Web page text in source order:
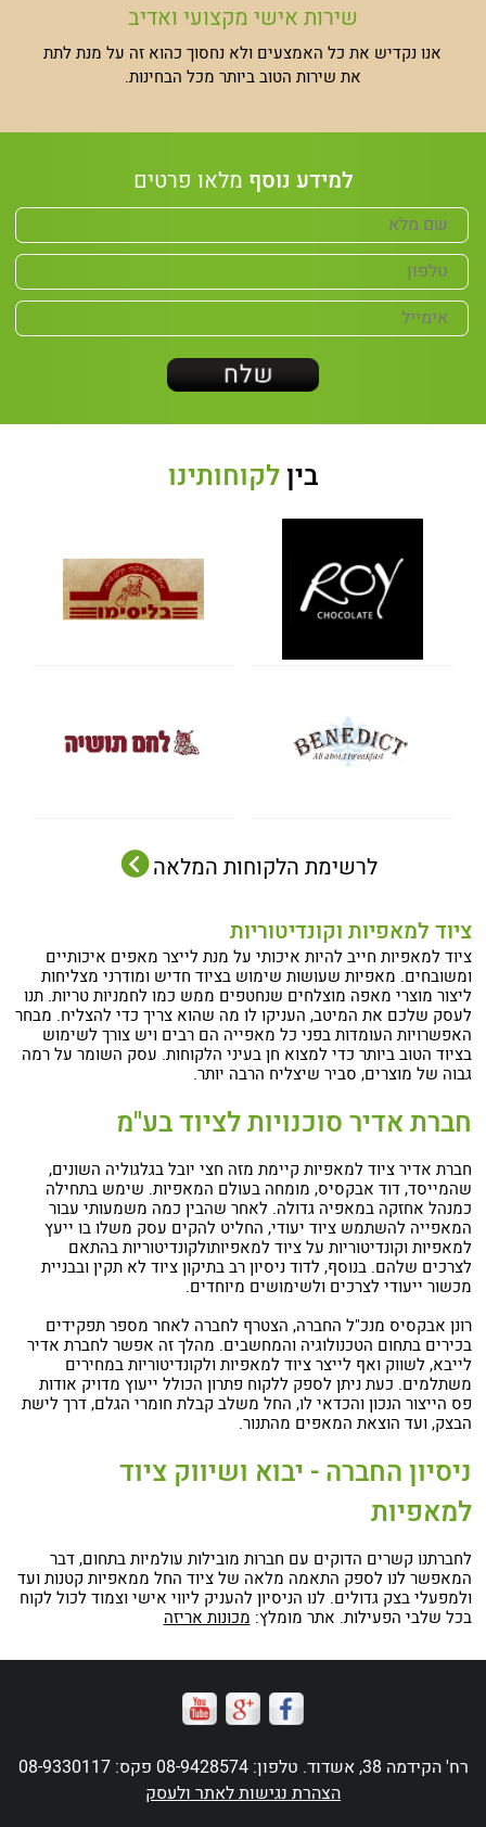
שירות אישי מקצועי ואדיב
אנו נקדיש את כל האמצעים ולא נחסוך כהוא זה על מנת לתת
את שירות הטוב ביותר מכל הבחינות.
למידע נוסף מלאו פרטים
ביןלקוחותינו
לרשימת הלקוחות המלאה
ציוד למאפיות וקונדיטוריות
ציוד למאפיות חייב להיות איכותי על מנת לייצר מאפים איכותיים
ומשובחים. מאפיות שעושות שימוש בציוד חדיש ומודרני מצליחות
ליצור מוצרי מאפה מוצלחים שנחטפים ממש כמו לחמניות טריות. תנו
לעסק שלכם את המיטב, העניקו לו מה שהוא צריך כדי להצליח. מבחר
האפשרויות העומדות בפני כל מאפייה הם רבים ויש צורך לשימוש
בציוד הטוב ביותר כדי למצוא חן בעיני הלקוחות. עסק השומר על רמה
גבוה של מוצרים, סביר שיצליח הרבה יותר.
חברת אדיר סוכנויות לציוד בע"מ
חברת אדיר ציוד למאפיות קיימת מזה חצי יובל בגלגוליה השונים,
שהמייסד, דוד אבקסיס, מומחה בעולם המאפיות. שימש בתחילה
כמנהל אחזקה במאפיה גדולה. לאחר שהבין כמה משמעותי עבור
המאפייה להשתמש ציוד יעודי, החליט להקים עסק משלו בו ייעץ
למאפיות וקונדיטוריות על ציוד למאפיותולקונדיטוריות בהתאם
לצרכים שלהם. בנוסף, לדוד ניסיון רב בתיקון ציוד לא תקין ובבניית
מכשור ייעודי לצרכים ולשימושים מיוחדים.
רונן אבקסיס מנכ"ל החברה, הצטרף לחברה לאחר מספר תפקידים
בכירים בתחום הטכנולוגיה והמחשבים. מהלך זה אפשר לחברת אדיר
לייבא, לשווק ואף לייצר ציוד למאפיות ולקונדיטוריות במחירים
משתלמים. כעת ניתן לספק ללקוח פתרון הכולל ייעוץ מדויק אודות
פס הייצור הנכון והכדאי לו, החל משלב קבלת חומרי הגלם, דרך לישת
הבצק, ועד הוצאת המאפים מהתנור.
ניסיון החברה - יבוא ושיווק ציוד
למאפיות
לחברתנו קשרים הדוקים עם חברות מובילות עולמיות בתחום, דבר
המאפשר לנו לספק התאמה מלאה של ציוד החל ממאפיות קטנות ועד
ולמפעלי בצק גדולים. לנו הניסיון להעניק ליווי אישי וצמוד לכול לקוח
בכל שלבי הפעילות. אתר מומלץ: מכונות אריזה
רח' הקידמה 38, אשדוד. טלפון: 08-9428574 פקס: 08-9330117
הצהרת נגישות לאתר ולעסק